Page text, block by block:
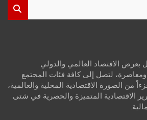
بعرض الاقتصاد العالمي والدولي
لتصل إلى كافة فئات المجتمع
من الصورة الاقتصادية المحلية والعالمية،
الاقتصادية المتميزة والحصرية في شتى